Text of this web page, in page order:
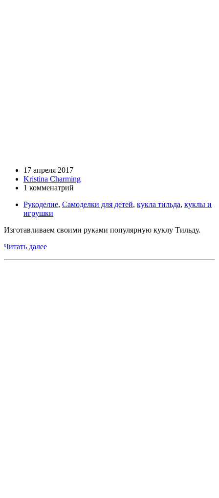
17 апреля 2017
Kristina Charming
1 комменатрий
Рукоделие, Самоделки для детей, кукла тильда, куклы и
игрушки
Изготавливаем своими руками популярную куклу Тильду.
Читать далее